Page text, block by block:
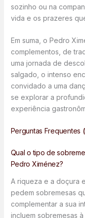
sozinho ou na
vida e os prazeres
Em suma, o Pedro
complementos, de
uma jornada de
salgado, o intenso
convidado a uma
se explorar a
experiência
Perguntas Frequentes
Qual o tipo de
Pedro Ximénez?
A riqueza e a doçura
pedem sobremesas
complementar a sua
incluem sobremesas